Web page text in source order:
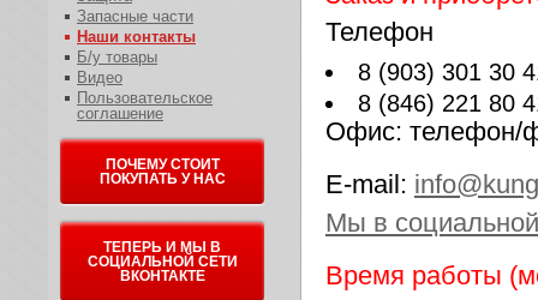
Телефон
8 (903) 301 30
8 (846) 221 80
Офис: телефон/
E-mail :
Мы в
Время работы
Запасные части
Наши контакты
Б/у товары
Видео
Пользовательское
соглашение
ПОЧЕМУ СТОИТ
ПОКУПАТЬ У НАС
ТЕПЕРЬ И МЫ В
СОЦИАЛЬНОЙ СЕТИ
ВКОНТАКТЕ